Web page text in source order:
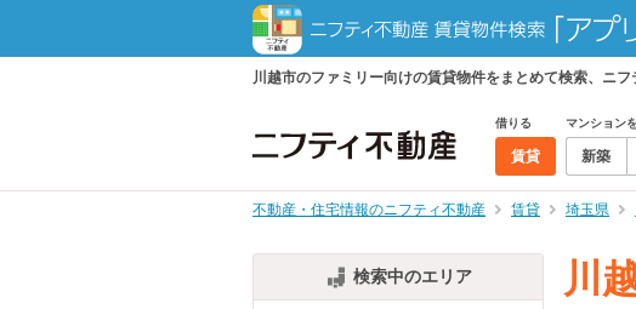
川越市のファミリー向けの賃貸物件をまとめて検索、ニ
借りる
賃貸
マンション
新築
不動産・住宅情報のニフティ不動産 賃貸 埼玉県
検索中のエリア 川